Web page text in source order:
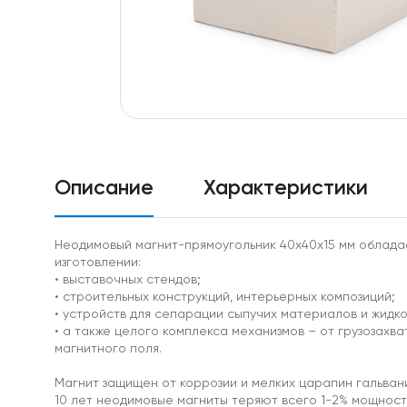
магниты
Аксессуары
магниты
Ферритовые
Прямоугольник
магниты
ферриты
Ферритовые
Самарий-
Описание Характеристики
Неодимовый магнит-прямоугольник 40х40х15 мм
изготовлении:
• выставочных стендов;
• строительных конструкций, интерьерных композиций;
• устройств для сепарации сыпучих материалов и
• а также целого комплекса механизмов – от
магнитного поля.
Магнит защищен от коррозии и мелких царапин
10 лет неодимовые магниты теряют всего 1-2%